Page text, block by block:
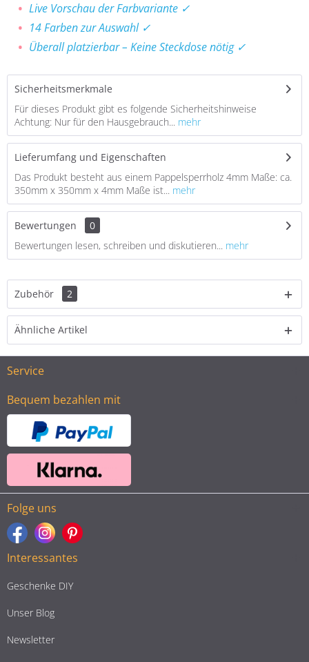
Live Vorschau der Farbvariante ✓
14 Farben zur Auswahl ✓
Überall platzierbar – Keine Steckdose nötig ✓
Sicherheitsmerkmale
Für dieses Produkt gibt es folgende Sicherheitshinweise
Achtung: Nur für den Hausgebrauch... mehr
Lieferumfang und Eigenschaften
Das Produkt besteht aus einem Pappelsperrholz 4mm Maße: ca.
350mm x 350mm x 4mm Maße ist... mehr
Bewertungen
0
Bewertungen lesen, schreiben und diskutieren... mehr
Zubehör 2
Ähnliche Artikel
Service
Bequem bezahlen mit
Folge uns
Interessantes
Geschenke DIY
Unser Blog
Newsletter